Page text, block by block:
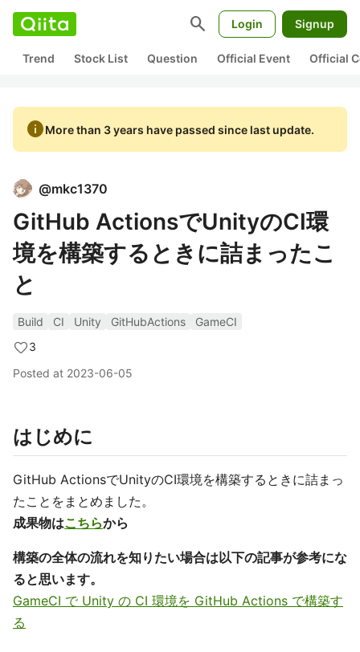
search Login Signup
Trend Stock List Question Official Event Official
infoMore than 3 years have passed since last update.
@mkc1370
GitHub ActionsでUnityのCI環
境を構築するときに詰まったこ
と
Build CI Unity GitHubActions
GameCI
3
Posted at 2023-06-05
はじめに
GitHub ActionsでUnityのCI環境を構築するときに詰まっ
たことをまとめました。
成果物はこちらから
構築の全体の流れを知りたい場合は以下の記事が参考にな
ると思います。
GameCI で Unity の CI 環境を GitHub Actions で構築す
る